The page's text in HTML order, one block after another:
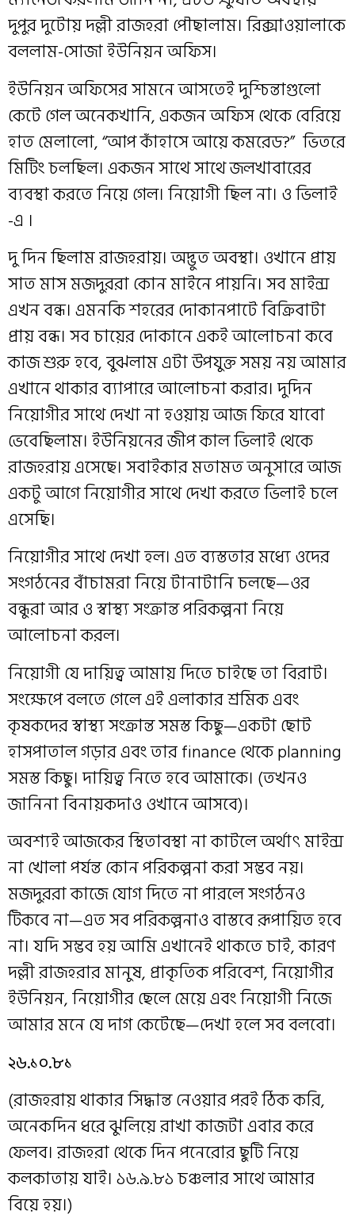
দুপুর দুটোয় দল্লী রাজহরা পৌছালাম। রিক্সাওয়ালাকে
বললাম-সোজা ইউনিয়ন অফিস।
ইউনিয়ন অফিসের সামনে আসতেই দুশ্চিন্তাগুলো
কেটে গেল অনেকখানি, একজন অফিস থেকে বেরিয়ে
হাত মেলালো, “আপ কাঁহাসে আয়ে কমরেড?” ভিতরে
মিটিং চলছিল। একজন সাথে সাথে জলখাবারের
ব্যবস্থা করতে নিয়ে গেল। নিয়োগী ছিল না। ও ভিলাই
-এ ।
দু দিন ছিলাম রাজহরায়। অদ্ভুত অবস্থা। ওখানে প্রায়
সাত মাস মজদুররা কোন মাইনে পায়নি। সব মাইন্স
এখন বন্ধ। এমনকি শহরের দোকানপাটে বিক্রিবাটা
প্রায় বন্ধ। সব চায়ের দোকানে একই আলোচনা কবে
কাজ শুরু হবে, বুঝলাম এটা উপযুক্ত সময় নয় আমার
এখানে থাকার ব্যাপারে আলোচনা করার। দুদিন
নিয়োগীর সাথে দেখা না হওয়ায় আজ ফিরে যাবো
ভেবেছিলাম। ইউনিয়নের জীপ কাল ভিলাই থেকে
রাজহরায় এসেছে। সবাইকার মতামত অনুসারে আজ
একটু আগে নিয়োগীর সাথে দেখা করতে ভিলাই চলে
এসেছি।
নিয়োগীর সাথে দেখা হল। এত ব্যস্ততার মধ্যে ওদের
সংগঠনের বাঁচামরা নিয়ে টানাটানি চলছে—ওর
বন্ধুরা আর ও স্বাস্থ্য সংক্রান্ত পরিকল্পনা নিয়ে
আলোচনা করল।
নিয়োগী যে দায়িত্ব আমায় দিতে চাইছে তা বিরাট।
সংক্ষেপে বলতে গেলে এই এলাকার শ্রমিক এবং
কৃষকদের স্বাস্থ্য সংক্রান্ত সমস্ত কিছু—একটা ছোট
হাসপাতাল গড়ার এবং তার finance থেকে planning
সমস্ত কিছু। দায়িত্ব নিতে হবে আমাকে। (তখনও
জানিনা বিনায়কদাও ওখানে আসবে)।
অবশ্যই আজকের স্থিতাবস্থা না কাটলে অর্থাৎ মাইন্স
না খোলা পর্যন্ত কোন পরিকল্পনা করা সম্ভব নয়।
মজদুররা কাজে যোগ দিতে না পারলে সংগঠনও
টিকবে না—এত সব পরিকল্পনাও বাস্তবে রূপায়িত হবে
না। যদি সম্ভব হয় আমি এখানেই থাকতে চাই, কারণ
দল্লী রাজহরার মানুষ, প্রাকৃতিক পরিবেশ, নিয়োগীর
ইউনিয়ন, নিয়োগীর ছেলে মেয়ে এবং নিয়োগী নিজে
আমার মনে যে দাগ কেটেছে—দেখা হলে সব বলবো।
২৬.১০.৮১
(রাজহরায় থাকার সিদ্ধান্ত নেওয়ার পরই ঠিক করি,
অনেকদিন ধরে ঝুলিয়ে রাখা কাজটা এবার করে
ফেলব। রাজহরা থেকে দিন পনেরোর ছুটি নিয়ে
কলকাতায় যাই। ১৬.৯.৮১ চঞ্চলার সাথে আমার
বিয়ে হয়।)